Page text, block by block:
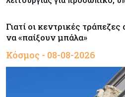
Γιατί οι κεντρικές
να «παίξουν μπάλα»
Κόσμος - 08-08-2026